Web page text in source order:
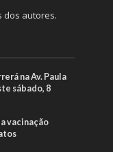
dos autores.
na Av. Paula
sábado, 8
vacinação